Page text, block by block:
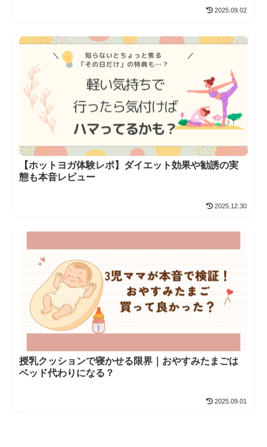
2025.09.02
【ホットヨガ体験レポ】ダイエット効果や勧誘の実
態も本音レビュー
2025.12.30
授乳クッションで寝かせる限界｜おやすみたまごは
ベッド代わりになる？
2025.09.01